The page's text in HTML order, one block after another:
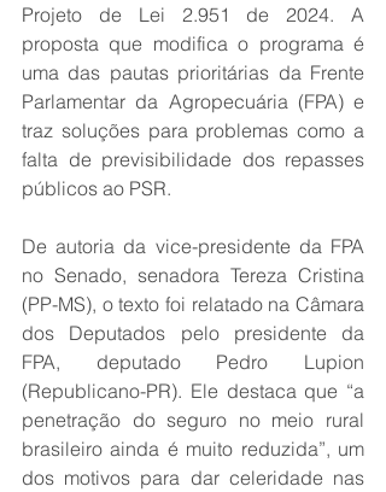
Projeto de Lei 2.951 de 2024. A
proposta que modifica o programa é
uma das pautas prioritárias da Frente
Parlamentar da Agropecuária (FPA) e
traz soluções para problemas como a
falta de previsibilidade dos repasses
públicos ao PSR.
De autoria da vice-presidente da FPA
no Senado, senadora Tereza Cristina
(PP-MS), o texto foi relatado na Câmara
dos Deputados pelo presidente da
FPA, deputado Pedro Lupion
(Republicano-PR). Ele destaca que “a
penetração do seguro no meio rural
brasileiro ainda é muito reduzida”, um
dos motivos para dar celeridade nas